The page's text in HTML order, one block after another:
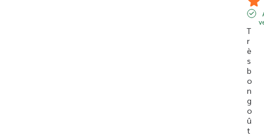
T
r
è
s
b
o
n
g
o
û
t